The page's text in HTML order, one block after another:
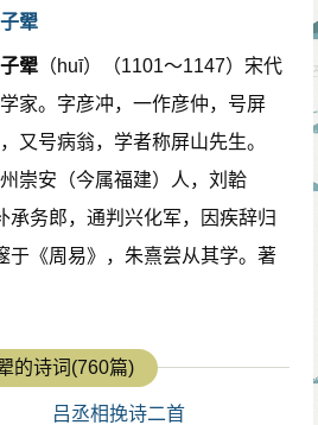
翚
翚 （huī）（1101～1147）宋代
家。字彦冲，一作彦仲，号屏
又号病翁，学者称屏山先生。
崇安（今属福建）人，刘韐
承务郎，通判兴化军，因疾辞归
于《周易》，朱熹尝从其学。著
的诗词(760篇)
吕丞相挽诗二首